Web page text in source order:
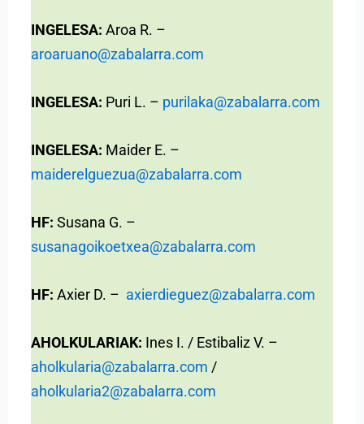
INGELESA:Aroa R. –
aroaruano@zabalarra.com
INGELESA: Puri L. – purilaka@zabalarra.com
INGELESA: Maider E. –
maiderelguezua@zabalarra.com
HF:Susana G. –
susanagoikoetxea@zabalarra.com
HF:Axier D. – axierdieguez@zabalarra.com
AHOLKULARIAK: Ines I. / Estibaliz V. –
aholkularia@zabalarra.com/
aholkularia2@zabalarra.com